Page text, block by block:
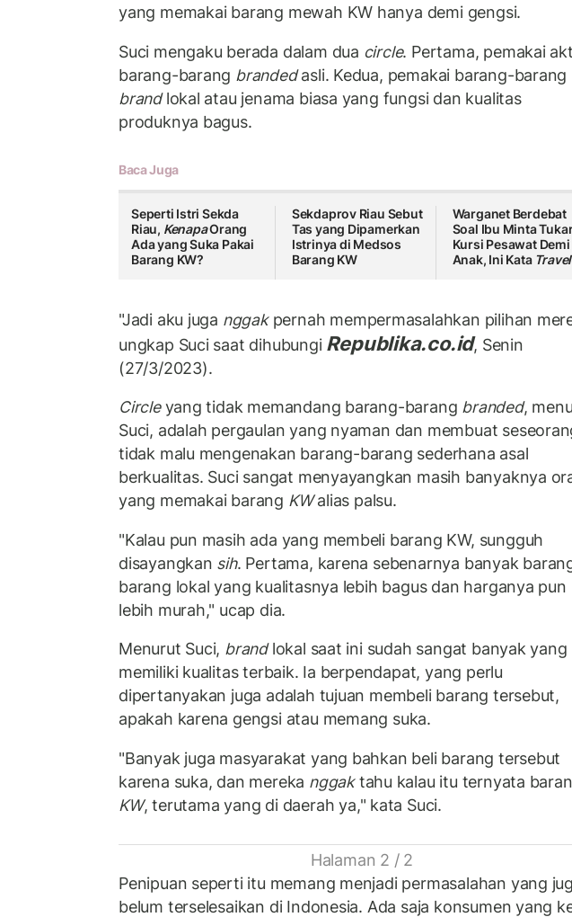
yang memakai barang mewah KW hanya demi gengsi.
Suci mengaku berada dalam dua circle. Pertama, pemakai
barang-barang brandedasli. Kedua, pemakai barang-barang
brandlokal atau jenama biasa yang fungsi dan kualitas
produknya bagus.
Baca Juga
Seperti Istri Sekda
Riau, KenapaOrang
Ada yang Suka Pakai
Barang KW?
Sekdaprov Riau Sebut
Tas yang Dipamerkan
Istrinya di Medsos
Barang KW
Warganet Berdebat
Soal Ibu Minta
Kursi Pesawat Demi
Anak, Ini Kata
"Jadi aku juga nggakpernah mempermasalahkan pilihan
ungkap Suci saat dihubungi Republika.co.id, Senin
(27/3/2023).
Circleyang tidak memandang barang-barang branded,
Suci, adalah pergaulan yang nyaman dan membuat
tidak malu mengenakan barang-barang sederhana asal
berkualitas. Suci sangat menyayangkan masih banyaknya
yang memakai barang KWalias palsu.
"Kalau pun masih ada yang membeli barang KW, sungguh
disayangkan sih. Pertama, karena sebenarnya banyak
barang lokal yang kualitasnya lebih bagus dan harganya pun
lebih murah," ucap dia.
Menurut Suci, brandlokal saat ini sudah sangat banyak yang
memiliki kualitas terbaik. Ia berpendapat, yang perlu
dipertanyakan juga adalah tujuan membeli barang tersebut,
apakah karena gengsi atau memang suka.
"Banyak juga masyarakat yang bahkan beli barang tersebut
karena suka, dan mereka nggaktahu kalau itu ternyata
KW, terutama yang di daerah ya," kata Suci.
Halaman 2 / 2
Penipuan seperti itu memang menjadi permasalahan yang
belum terselesaikan di Indonesia. Ada saja konsumen yang